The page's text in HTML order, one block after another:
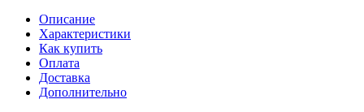
Описание
Характеристики
Как купить
Оплата
Доставка
Дополнительно